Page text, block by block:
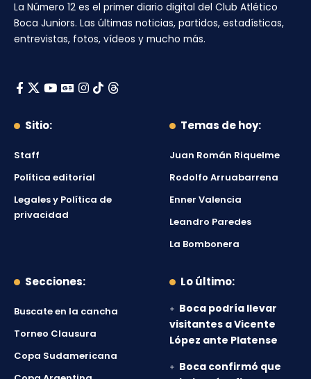
La Número 12 es el primer diario digital del Club Atlético
Boca Juniors. Las últimas noticias, partidos, estadísticas,
entrevistas, fotos, vídeos y mucho más.
Sitio:
Staff
Política editorial
Legales y Política de
privacidad
Temas de hoy:
Juan Román Riquelme
Rodolfo Arruabarrena
Enner Valencia
Leandro Paredes
La Bombonera
Secciones:
Buscate en la cancha
Torneo Clausura
Copa Sudamericana
Lo último:
Boca podría llevar
visitantes a Vicente
López ante Platense
Boca confirmó que